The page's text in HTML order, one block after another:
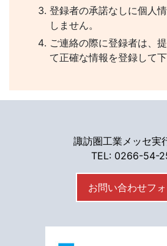
登録者の承諾なしに個人
しません。
ご連絡の際に登録者は、
て正確な情報を登録して下
諏訪圏工業メッセ実
TEL: 0266-54-
お問い合わせフ